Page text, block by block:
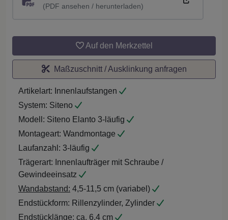
(PDF ansehen / herunterladen)
Auf den Merkzettel
Maßzuschnitt / Ausklinkung anfragen
Artikelart: Innenlaufstangen
System: Siteno
Modell: Siteno Elanto 3-läufig
Montageart: Wandmontage
Laufanzahl: 3-läufig
Trägerart: Innenlaufträger mit Schraube /
Gewindeeinsatz
Wandabstand: 4,5-11,5 cm (variabel)
Endstückform: Rillenzylinder, Zylinder
Endstücklänge: ca. 6,4 cm